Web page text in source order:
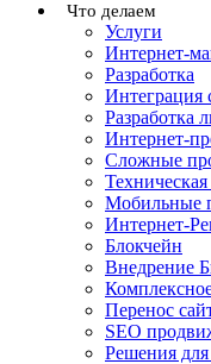
Что делаем
Услуги
Интернет-
Разработка
Интеграция
Разработка
Интернет-
Сложные
Мобильные
Интернет-
Блокчейн
Внедрение
Перенос
SEO
Решения